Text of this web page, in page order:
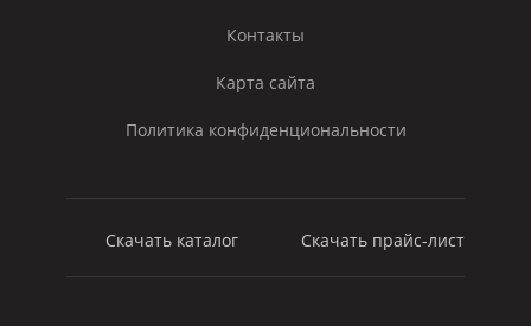
Контакты
Карта сайта
Политика конфиденциональности
Скачать каталог Скачать прайс-лист